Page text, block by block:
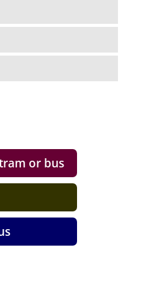
or bus